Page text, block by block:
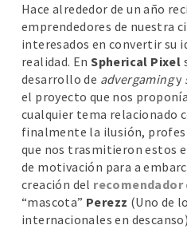
Hace alrededor de un año
emprendedores de nuestra
interesados en convertir su
realidad. EnSpherical Pixel
desarrollo de advergamingy
el proyecto que nos
cualquier tema relacionado
finalmente la ilusión,
que nos trasmitieron estos
de motivación para a
creación del recomendador
“mascota” Perezz (Uno de
internacionales en